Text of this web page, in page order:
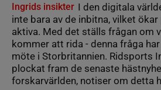
Ingrids insikter I den digitala
inte bara av de inbitna, vilket
aktiva. Med det ställs frågan om
kommer att rida - denna fråga
möte i Storbritannien. Ridsports
plockat fram de senaste
forskarvärlden, notiser om detta